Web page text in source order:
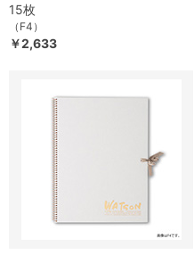
15枚
（F4）
￥2,633